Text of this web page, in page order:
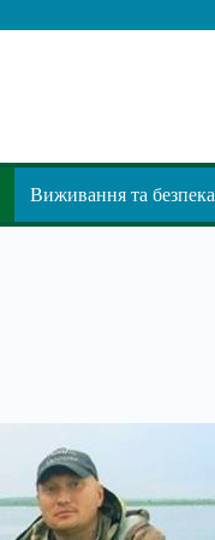
Виживання та безпека